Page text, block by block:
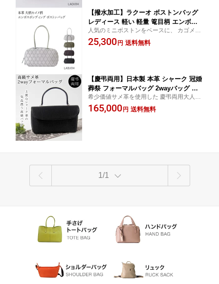
【撥水加工】ラクーオ ボストンバッグ
レディース 軽い 軽量 篭目柄 エンボス
ボンディング カゴメ柄 ハンドバッグ 柔
らかい 散歩 旅行 通勤 ブランド 031817
人気のミニボストンをベースに、 カゴメラ
ージパターンとともに一回り大きく再構
築。撥水機能付き雨の日にも使える
25,300 円 送料無料
【慶弔両用】日本製 本革 シャーク 冠婚
葬祭 フォーマルバッグ 2wayバッグ レ
ディース セレモニー サメ革 2way 本革
バッグ 軽い 軽量 高級 薄い 薄型 ショル
希少価値サメ革を使用した 慶弔両用大人の
為の2wayフォーマルバッグ 艶やかな光沢が
美しい大人が持つべく本格的バック 2wayバ
165,000 円 送料無料
1/1